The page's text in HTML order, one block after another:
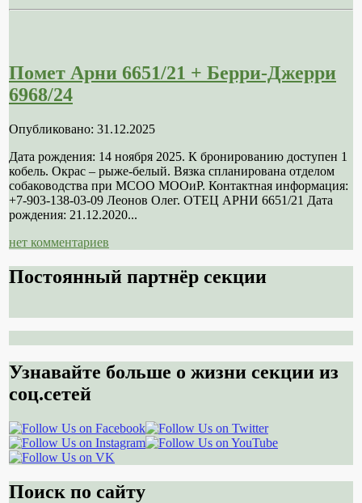
Помет Арни 6651/21 + Берри-Джерри
6968/24
Опубликовано: 31.12.2025
Дата рождения: 14 ноября 2025. К бронированию доступен 1
кобель. Окрас – рыже-белый. Вязка спланирована отделом
собаководства при МСОО МООиР. Контактная информация:
+7-903-138-03-09 Леонов Олег. ОТЕЦ АРНИ 6651/21 Дата
рождения: 21.12.2020...
нет комментариев
Постоянный партнёр секции
Узнавайте больше о жизни секции из
соц.сетей
Поиск по сайту